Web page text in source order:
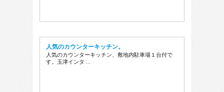
人気のカウンターキッチン。
人気のカウンターキッチン、敷地内駐車場１台付で
す。玉津インタ …